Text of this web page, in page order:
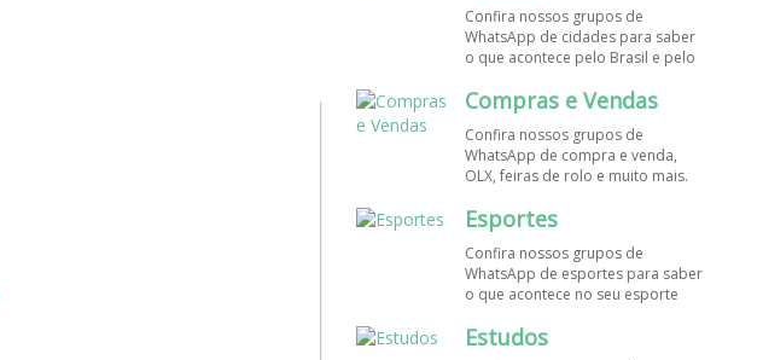
grupos de WhatsApp de graça!
Confira nossos grupos de
WhatsApp de cidades para saber
o que acontece pelo Brasil e pelo
grupos de WhatsApp é de graça!
Compras e Vendas
Confira nossos grupos de
WhatsApp de compra e venda,
OLX, feiras de rolo e muito mais.
de WhatsApp é de grátis! Entre
agora!
Esportes
Confira nossos grupos de
WhatsApp de esportes para saber
o que acontece no seu esporte
melhores grupos de WhatsApp é
Estudos